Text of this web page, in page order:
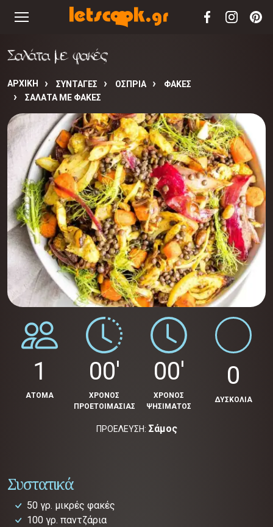
Σαλάτα με φακές
ΑΡΧΙΚΉ ΣΥΝΤΑΓΈΣ ΟΣΠΡΙΑ
ΦΑΚΕΣ
ΣΑΛΆΤΑ ΜΕ ΦΑΚΈΣ
1
ΑΤΟΜΑ
00'
ΧΡΟΝΟΣ
ΠΡΟΕΤΟΙΜΑΣΙΑΣ
00'
ΧΡΟΝΟΣ
ΨΗΣΙΜΑΤΟΣ
0
ΔΥΣΚΟΛΙΑ
ΠΡΟΕΛΕΥΣΗ: Σάμος
Συστατικά
50 γρ. μικρές φακές
100 γρ. παντζάρια